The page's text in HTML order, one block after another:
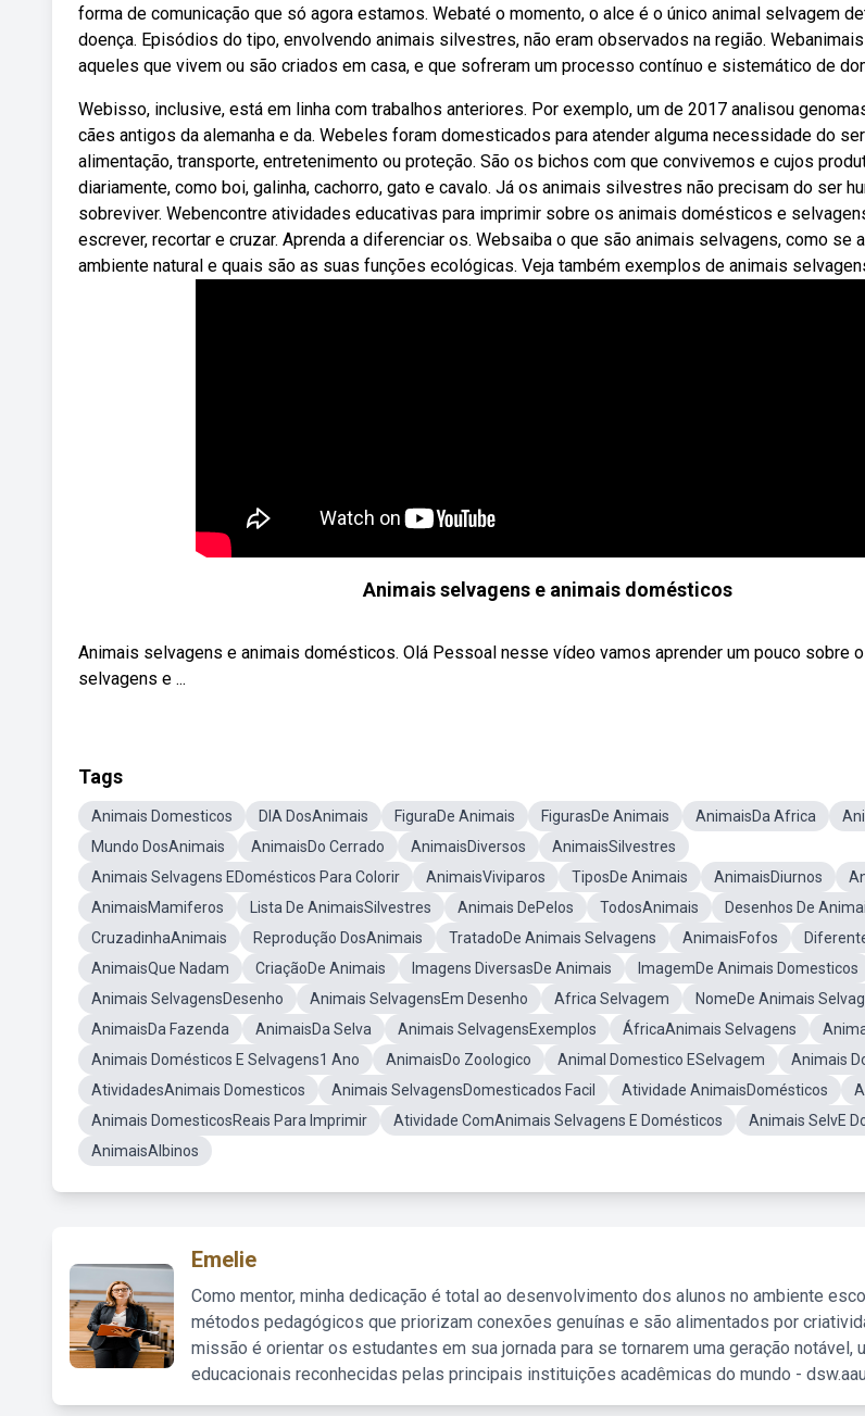
forma de comunicação que só agora estamos. Webaté o momento, o alce é o único animal selvagem
doença. Episódios do tipo, envolvendo animais silvestres, não eram observados na região.
aqueles que vivem ou são criados em casa, e que sofreram um processo contínuo e sistemático de
Webisso, inclusive, está em linha com trabalhos anteriores. Por exemplo, um de 2017 analisou
cães antigos da alemanha e da. Webeles foram domesticados para atender alguma necessidade do
alimentação, transporte, entretenimento ou proteção. São os bichos com que convivemos e cujos
diariamente, como boi, galinha, cachorro, gato e cavalo. Já os animais silvestres não precisam do ser
sobreviver. Webencontre atividades educativas para imprimir sobre os animais domésticos e
escrever, recortar e cruzar. Aprenda a diferenciar os. Websaiba o que são animais selvagens, como se
ambiente natural e quais são as suas funções ecológicas. Veja também exemplos de animais
Animais selvagens e animais domésticos
Animais selvagens e animais domésticos. Olá Pessoal nesse vídeo vamos aprender um pouco sobre
selvagens e ...
Tags
Animais Domesticos DIA DosAnimais FiguraDe Animais FigurasDe Animais AnimaisDa Africa
Mundo DosAnimais
AnimaisDo Cerrado AnimaisDiversos
AnimaisSilvestres
Animais Selvagens EDomésticos Para Colorir
AnimaisViviparos TiposDe Animais AnimaisDiurnos
AnimaisMamiferos
Lista De AnimaisSilvestres Animais DePelos TodosAnimais
Desenhos De
CruzadinhaAnimais
Reprodução DosAnimais TratadoDe Animais Selvagens AnimaisFofos
AnimaisQue Nadam
CriaçãoDe Animais Imagens DiversasDe Animais
ImagemDe Animais Domesticos
Animais SelvagensDesenho
Animais SelvagensEm Desenho Africa Selvagem
NomeDe Animais
AnimaisDa Fazenda
AnimaisDa Selva Animais SelvagensExemplos ÁfricaAnimais Selvagens
Animais Domésticos E Selvagens1 Ano
AnimaisDo Zoologico Animal Domestico ESelvagem
Animais
AtividadesAnimais Domesticos
Animais SelvagensDomesticados Facil Atividade AnimaisDomésticos
Animais DomesticosReais Para Imprimir
Atividade ComAnimais Selvagens E Domésticos
Animais SelvE
AnimaisAlbinos
Emelie
Como mentor, minha dedicação é total ao desenvolvimento dos alunos no ambiente
métodos pedagógicos que priorizam conexões genuínas e são alimentados por
missão é orientar os estudantes em sua jornada para se tornarem uma geração notável,
educacionais reconhecidas pelas principais instituições acadêmicas do mundo -